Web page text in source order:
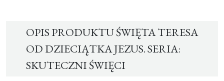
OPIS PRODUKTU ŚWIĘTA TERESA
OD DZIECIĄTKA JEZUS. SERIA:
SKUTECZNI ŚWIĘCI